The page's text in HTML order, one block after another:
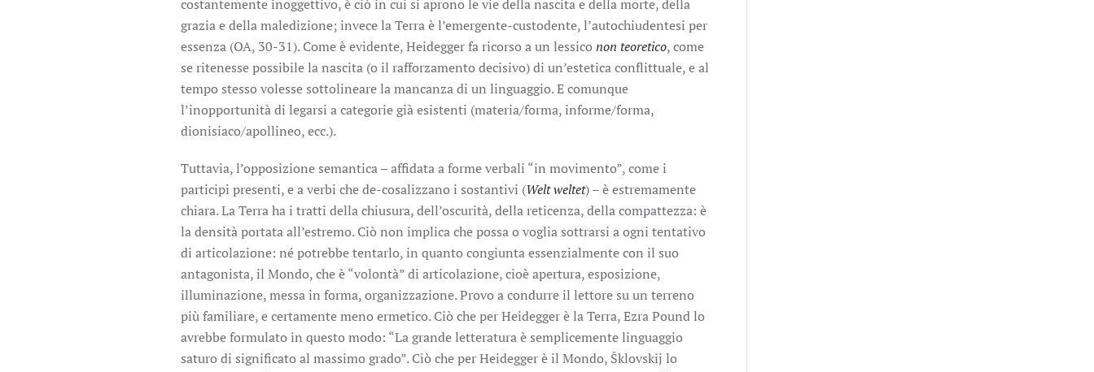
costantemente inoggettivo, è ciò in cui si aprono le vie della nascita e della morte, della
grazia e della maledizione; invece la Terra è l’emergente-custodente, l’autochiudentesi per
essenza (OA, 30-31). Come è evidente, Heidegger fa ricorso a un lessico non teoretico, come
se ritenesse possibile la nascita (o il rafforzamento decisivo) di un’estetica conflittuale, e al
tempo stesso volesse sottolineare la mancanza di un linguaggio. E comunque
l’inopportunità di legarsi a categorie già esistenti (materia/forma, informe/forma,
dionisiaco/apollineo, ecc.).
Tuttavia, l’opposizione semantica – affidata a forme verbali “in movimento”, come i
participi presenti, e a verbi che de-cosalizzano i sostantivi (Welt weltet) – è estremamente
chiara. La Terra ha i tratti della chiusura, dell’oscurità, della reticenza, della compattezza: è
la densità portata all’estremo. Ciò non implica che possa o voglia sottrarsi a ogni tentativo
di articolazione: né potrebbe tentarlo, in quanto congiunta essenzialmente con il suo
antagonista, il Mondo, che è “volontà” di articolazione, cioè apertura, esposizione,
illuminazione, messa in forma, organizzazione. Provo a condurre il lettore su un terreno
più familiare, e certamente meno ermetico. Ciò che per Heidegger è la Terra, Ezra Pound lo
avrebbe formulato in questo modo: “La grande letteratura è semplicemente linguaggio
saturo di significato al massimo grado”. Ciò che per Heidegger è il Mondo, Šklovskij lo